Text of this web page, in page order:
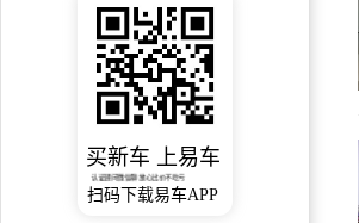
买新车 上易车
认证顾问微信聊 放心比价不吃亏
扫码下载易车APP